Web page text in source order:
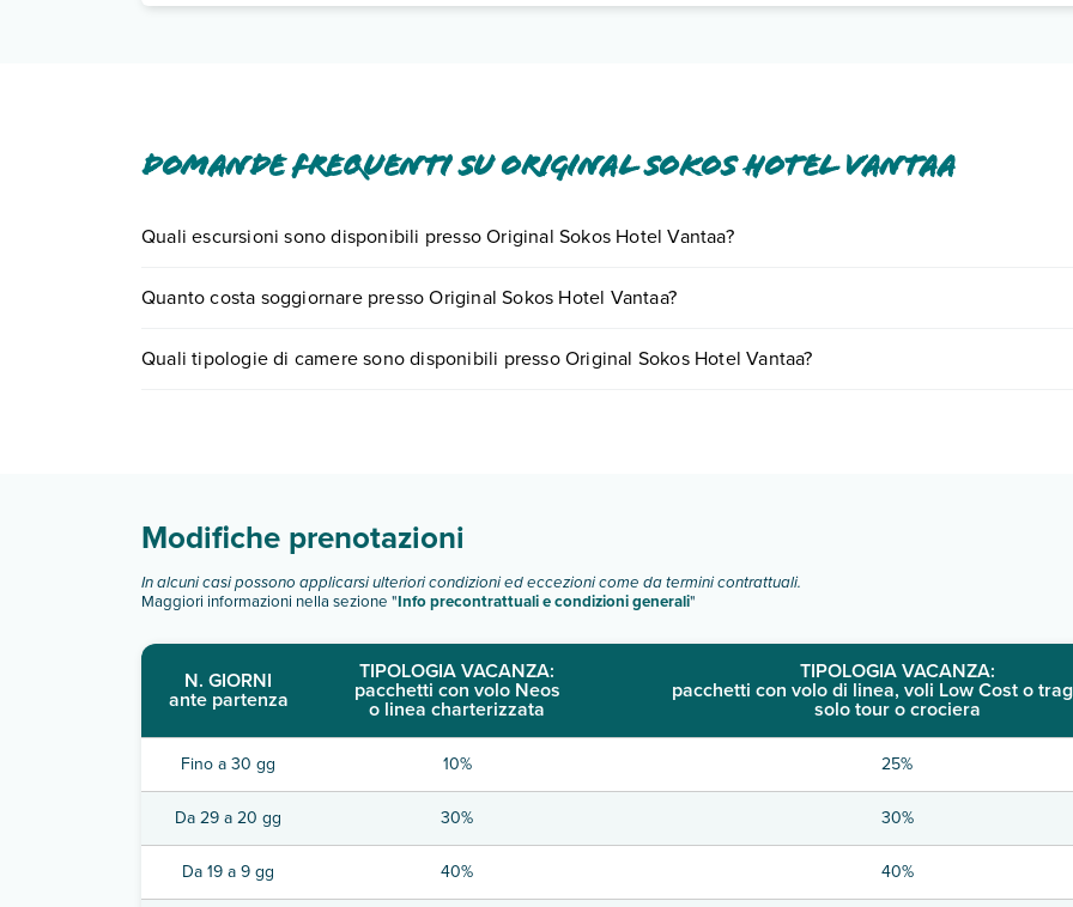
Domande frequenti su Original Sokos Hotel Vantaa
Quali escursioni sono disponibili presso Original Sokos Hotel Vantaa?
numero 0721.17231 oprenotando un appuntamento .
Quanto costa soggiornare presso Original Sokos Hotel Vantaa?
scegli quando partire.
Quali tipologie di camere sono disponibili presso Original Sokos Hotel Vantaa?
Modifiche prenotazioni
In alcuni casi possono applicarsi ulteriori condizioni ed eccezioni come da termini contrattuali.
Maggiori informazioni nella sezione "Info precontrattuali e condizioni generali"
N. GIORNI
ante partenza
TIPOLOGIA VACANZA:
pacchetti con volo Neos
o linea charterizzata
TIPOLOGIA VACANZA:
pacchetti con volo di linea, voli Low Cost o
solo tour o crociera
Fino a 30 gg 10% 25%
Da 29 a 20 gg 30% 30%
Da 19 a 9 gg 40% 40%